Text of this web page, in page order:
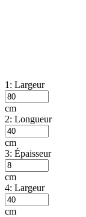
1: Largeur
cm
2: Longueur
cm
3: Épaisseur
cm
4: Largeur
cm